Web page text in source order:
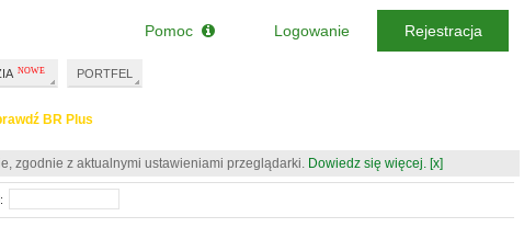
BR Plus
zgodnie z aktualnymi ustawieniami przeglądarki. Dowiedz się więcej. [x]
PORTFEL
Pomoc Logowanie Rejestracja